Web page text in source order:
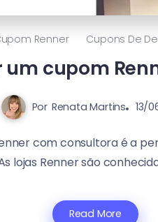
Renner Cupons De
cupom
Por Renata Martins 13/
com consultora é a
lojas Renner são
Read More